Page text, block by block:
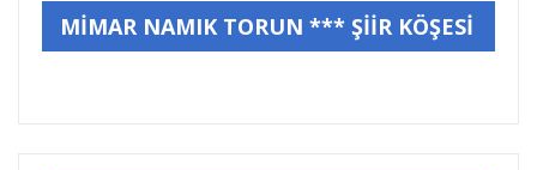
MİMAR NAMIK TORUN *** ŞİİR KÖŞESİ